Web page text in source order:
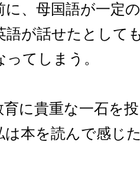
に、母国語が一定
が話せたとして
てしまう。
に貴重な一石を
は本を読んで感じ